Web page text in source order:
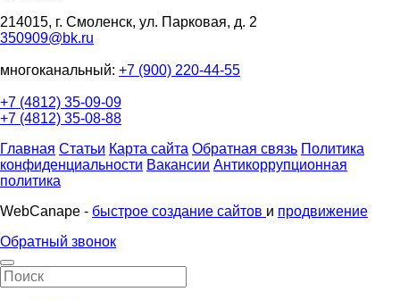
214015, г. Смоленск, ул. Парковая, д. 2
350909@bk.ru
многоканальный: +7 (900) 220-44-55
+7 (4812) 35-09-09
+7 (4812) 35-08-88
Главная Статьи Карта сайта Обратная связь Политика
конфиденциальности Вакансии Антикоррупционная
политика
WebCanape - быстрое создание сайтов и продвижение
Обратный звонок